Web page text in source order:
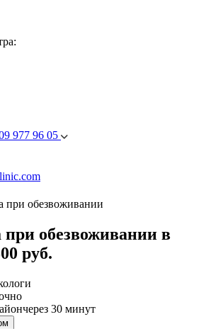
977 96 05
при обезвоживании
обезвоживании в
руб.
через 30 минут